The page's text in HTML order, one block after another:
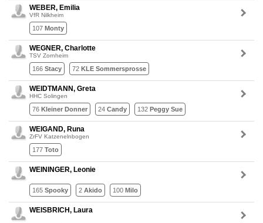
WEBER, Emilia
VfR Nilkheim
107 Monty
WEGNER, Charlotte
TSV Zornheim
166 Stacy 72 KLE Sommersprosse
WEIDTMANN, Greta
HHC Solingen
76 Kleiner Donner 24 Candy 132 Peggy Sue
WEIGAND, Runa
ZrFV Katzenelnbogen
177 Toto
WEININGER, Leonie
165 Spooky 2 Akido 100 Milo
WEISBRICH, Laura